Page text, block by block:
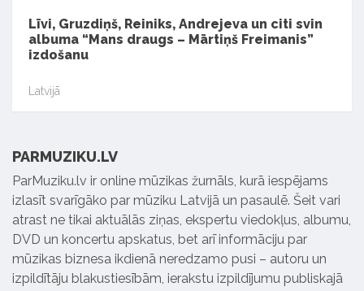
Līvi, Gruzdiņš, Reiniks, Andrejeva un citi svin
albuma “Mans draugs – Mārtiņš Freimanis”
izdošanu
Latvijā
PARMUZIKU.LV
ParMuziku.lv ir online mūzikas žurnāls, kurā iespējams
izlasīt svarīgāko par mūziku Latvijā un pasaulē. Šeit vari
atrast ne tikai aktuālās ziņas, ekspertu viedokļus, albumu,
DVD un koncertu apskatus, bet arī informāciju par
mūzikas biznesa ikdienā neredzamo pusi – autoru un
izpildītāju blakustiesībām, ierakstu izpildījumu publiskajā